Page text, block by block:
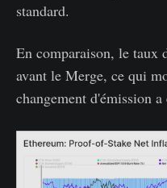
standard.
En comparaison, le taux
avant le Merge, ce qui
changement d'émission a